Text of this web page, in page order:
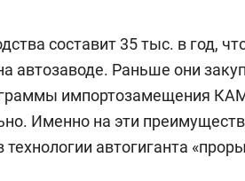
составит 35 тыс. в год,
автозаводе. Раньше они
импортозамещения
Именно на эти
автогиганта
прошла
Героев»